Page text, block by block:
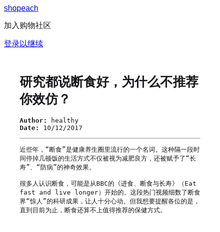
shopeach
加入购物社区
登录以继续
研究都说断食好，为什么不推荐
你效仿？
Author:
healthy
Date:
10/12/2017
近些年，“断食”是健康养生圈里流行的一个名词。这种隔一段时
间停掉几顿饭的生活方式不仅被视为减肥良方，还被赋予了“长
寿”、“防病”的神奇效果。
很多人认识断食，可能是从BBC的《进食、断食与长寿》（Eat
fast and live longer）开始的。这段热门视频细数了断食
界“惊人”的科研成果，让人十分心动。但我想要提醒各位的是，
直到目前为止，断食还算不上值得推荐的保健方式。